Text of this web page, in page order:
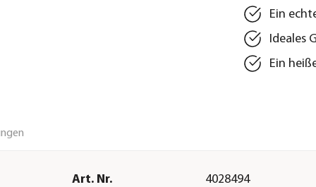
Ein
Ideales
Ein
Art. Nr. 4028494